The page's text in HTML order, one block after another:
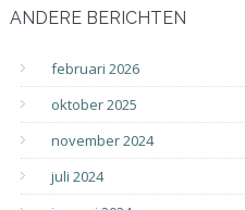
ANDERE BERICHTEN
februari 2026
oktober 2025
november 2024
juli 2024